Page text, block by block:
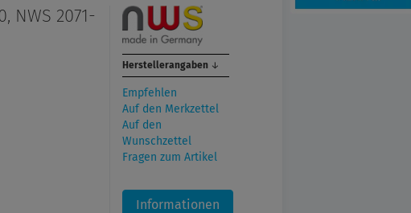
NWS 2071-
Herstellerangaben ↓
Empfehlen
Auf den Merkzettel
Auf den
Wunschzettel
Fragen zum Artikel
Informationen